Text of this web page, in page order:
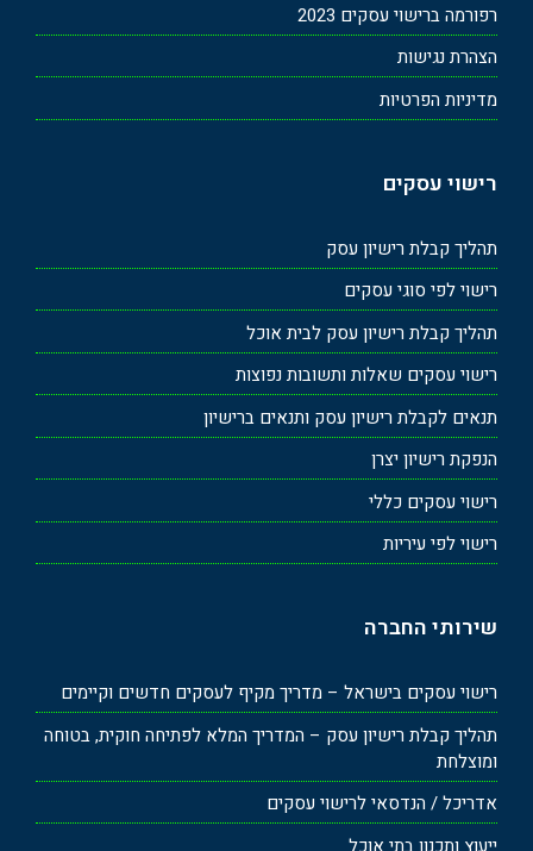
רפורמה ברישוי עסקים 2023
הצהרת נגישות
מדיניות הפרטיות
רישוי עסקים
תהליך קבלת רישיון עסק
רישוי לפי סוגי עסקים
תהליך קבלת רישיון עסק לבית אוכל
רישוי עסקים שאלות ותשובות נפוצות
תנאים לקבלת רישיון עסק ותנאים ברישיון
הנפקת רישיון יצרן
רישוי עסקים כללי
רישוי לפי עיריות
שירותי החברה
רישוי עסקים בישראל – מדריך מקיף לעסקים חדשים וקיימים
תהליך קבלת רישיון עסק – המדריך המלא לפתיחה חוקית, בטוחה
ומוצלחת
אדריכל / הנדסאי לרישוי עסקים
ייעוץ ותכנון בתי אוכל